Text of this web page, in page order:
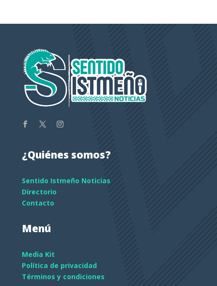
¿Quiénes somos?
Sentido Istmeño Noticias
Directorio
Contacto
Menú
Media Kit
Política de privacidad
Términos y condiciones